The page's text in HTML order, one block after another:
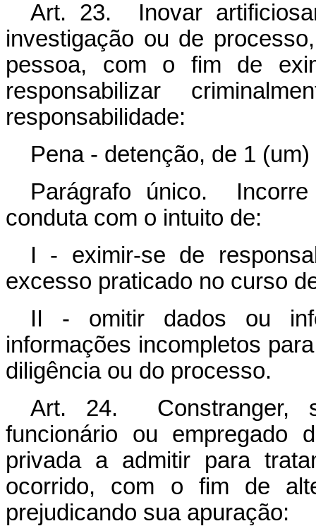
Art. 23. Inovar
investigação ou de
pessoa, com o fim de
responsabilizar
responsabilidade:
Pena - detenção, de 1
Parágrafo único.
conduta com o intuito de:
I - eximir-se de
excesso praticado no curso
II - omitir dados ou
informações incompletos
diligência ou do processo.
Art. 24. Constranger,
funcionário ou empregado
privada a admitir para
ocorrido, com o fim de
prejudicando sua apuração: